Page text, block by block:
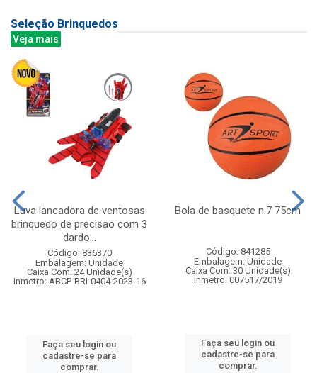
Seleção Brinquedos
Veja mais
Luva lancadora de ventosas
brinquedo de precisao com 3
dardo...
Código: 836370
Embalagem: Unidade
Caixa Com: 24 Unidade(s)
Inmetro: ABCP-BRI-0404-2023-16
Faça seu login ou
cadastre-se para
comprar.
Bola de basquete n.7 75cm
Código: 841285
Embalagem: Unidade
Caixa Com: 30 Unidade(s)
Inmetro: 007517/2019
Faça seu login ou
cadastre-se para
comprar.